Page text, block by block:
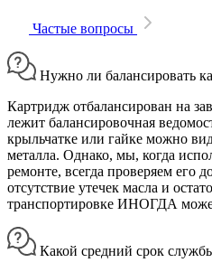
Частые вопросы
Нужно ли балансировать
Картридж отбалансирован на
лежит балансировочная
крыльчатке или гайке можно
металла. Однако, мы, когда
ремонте, всегда проверяем его
отсутствие утечек масла и
транспортировке ИНОГДА
Какой средний срок